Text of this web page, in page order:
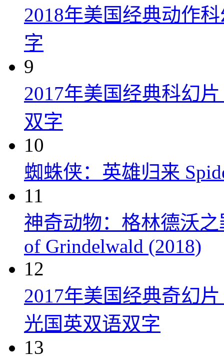
2018年美国经典动作
字
9
2017年美国经典科幻
双字
10
蜘蛛侠：英雄归来
11
神奇动物：格林德沃之
of Grindelwald (2018)
12
2017年美国经典奇幻
光国英双语双字
13